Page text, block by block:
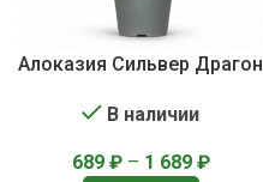
Алоказия Сильвер Драгон
В наличии
689 ₽ – 1 689 ₽